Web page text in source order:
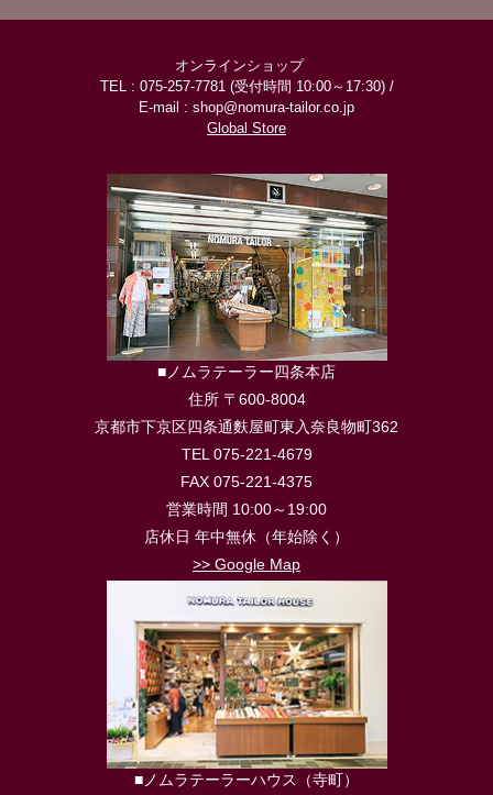
オンラインショップ
TEL : 075-257-7781 (受付時間 10:00～17:30) /
E-mail : shop@nomura-tailor.co.jp
Global Store
■ノムラテーラー四条本店
住所 〒600-8004
京都市下京区四条通麩屋町東入奈良物町362
TEL 075-221-4679
FAX 075-221-4375
営業時間 10:00～19:00
店休日 年中無休（年始除く）
>> Google Map
■ノムラテーラーハウス（寺町）